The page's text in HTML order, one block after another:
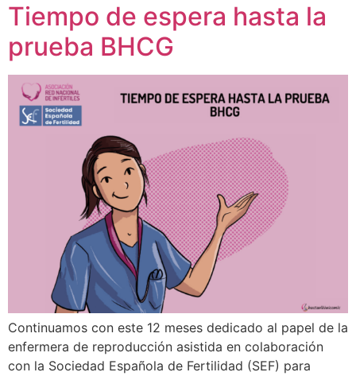
Tiempo de espera hasta la
prueba BHCG
Continuamos con este 12 meses dedicado al papel de la
enfermera de reproducción asistida en colaboración
con la Sociedad Española de Fertilidad (SEF) para